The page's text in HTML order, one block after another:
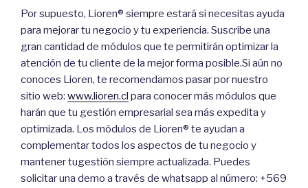
Por supuesto, Lioren® siempre estará si necesitas ayuda
para mejorar tu negocio y tu experiencia. Suscribe una
gran cantidad de módulos que te permitirán optimizar la
atención de tu cliente de la mejor forma posible.Si aún no
conoces Lioren, te recomendamos pasar por nuestro
sitio web: www.lioren.cl para conocer más módulos que
harán que tu gestión empresarial sea más expedita y
optimizada. Los módulos de Lioren® te ayudan a
complementar todos los aspectos de tu negocio y
mantener tugestión siempre actualizada. Puedes
solicitar una demo a través de whatsapp al número: +569